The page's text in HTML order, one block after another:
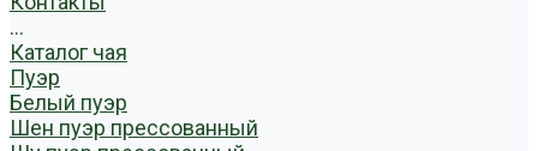
...
Каталог чая
Пуэр
Белый пуэр
Шен пуэр прессованный